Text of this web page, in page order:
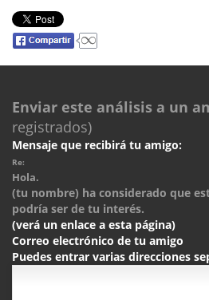
Enviar este análisis a un
registrados)
Mensaje que recibirá tu amigo:
Re:
Hola.
(tu nombre) ha considerado que
podría ser de tu interés.
(verá un enlace a esta página)
Correo electrónico de tu amigo
Puedes entrar varias direcciones